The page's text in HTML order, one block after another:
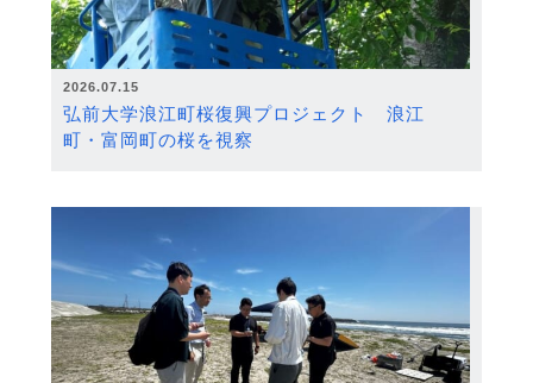
2026.07.15
弘前大学浪江町桜復興プロジェクト 浪江
町・富岡町の桜を視察